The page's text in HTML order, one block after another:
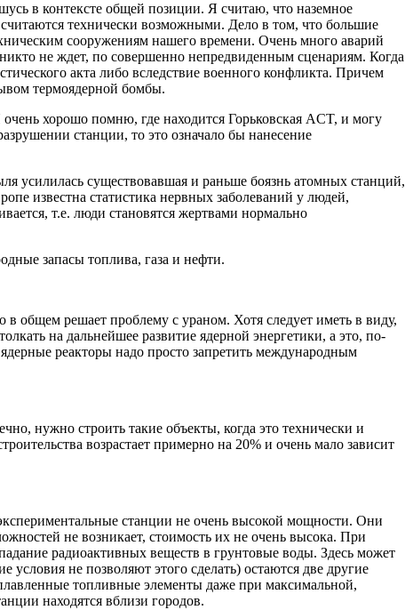
в контексте общей позиции. Я считаю, что наземное
считаются технически возможными. Дело в том, что большие
сооружениям нашего времени. Очень много аварий
не ждет, по совершенно непредвиденным сценариям. Когда
акта либо вследствие военного конфликта. Причем
термоядерной бомбы.
хорошо помню, где находится Горьковская ACT, и могу
станции, то это означало бы нанесение
усилилась существовавшая и раньше боязнь атомных станций,
известна статистика нервных заболеваний у людей,
т.е. люди становятся жертвами нормально
запасы топлива, газа и нефти.
общем решает проблему с ураном. Хотя следует иметь в виду,
на дальнейшее развитие ядерной энергетики, а это, по-
реакторы надо просто запретить международным
нужно строить такие объекты, когда это технически и
возрастает примерно на 20% и очень мало зависит
станции не очень высокой мощности. Они
не возникает, стоимость их не очень высока. При
радиоактивных веществ в грунтовые воды. Здесь может
не позволяют этого сделать) остаются две другие
топливные элементы даже при максимальной,
находятся вблизи городов.